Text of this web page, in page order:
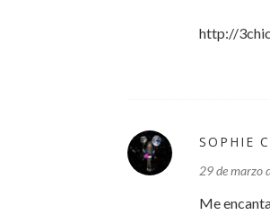
http://
SOPHIE
29 de marzo
Me